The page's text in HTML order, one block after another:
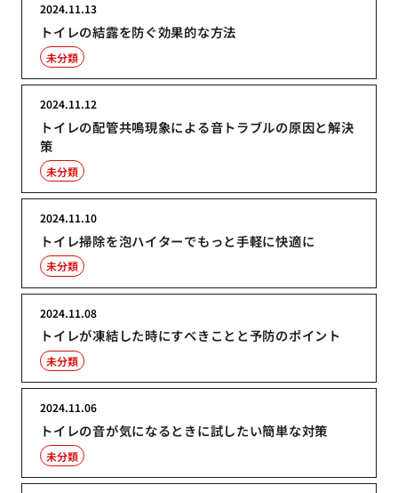
トイレの結露を防ぐ効果的な方法
2024.11.13
未分類
トイレの配管共鳴現象による音トラブルの原因と解決
策
2024.11.12
未分類
トイレ掃除を泡ハイターでもっと手軽に快適に
2024.11.10
未分類
トイレが凍結した時にすべきことと予防のポイント
2024.11.08
未分類
トイレの音が気になるときに試したい簡単な対策
2024.11.06
未分類